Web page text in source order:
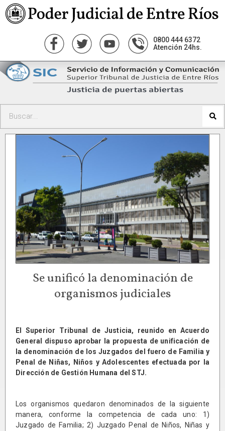
0800 444 6372
Atención 24hs.
Se unificó la denominación de
organismos judiciales
El Superior Tribunal de Justicia, reunido en Acuerdo
General dispuso aprobar la propuesta de unificación de
la denominación de los Juzgados del fuero de Familia y
Penal de Niñas, Niños y Adolescentes efectuada por la
Dirección de Gestión Humana del STJ.
Los organismos quedaron denominados de la siguiente
manera, conforme la competencia de cada uno: 1)
Juzgado de Familia; 2) Juzgado Penal de Niños, Niñas y